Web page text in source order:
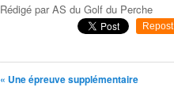
Rédigé parAS du Golf du Perche
Repost
« Une épreuve supplémentaire